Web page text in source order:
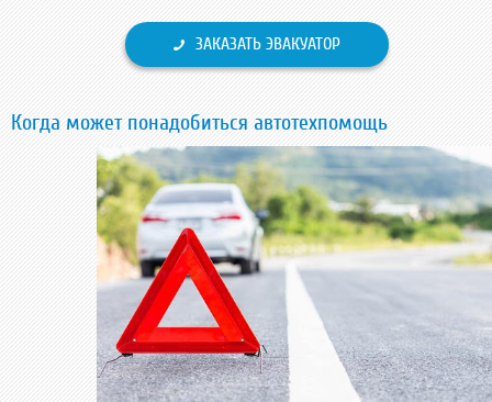
ЗАКАЗАТЬ ЭВАКУАТОР
Когда может понадобиться автотехпомощь